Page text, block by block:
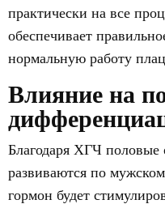
практически на все
обеспечивает
нормальную работу
Влияние на
Благодаря ХГЧ половые
развиваются по
гормон будет